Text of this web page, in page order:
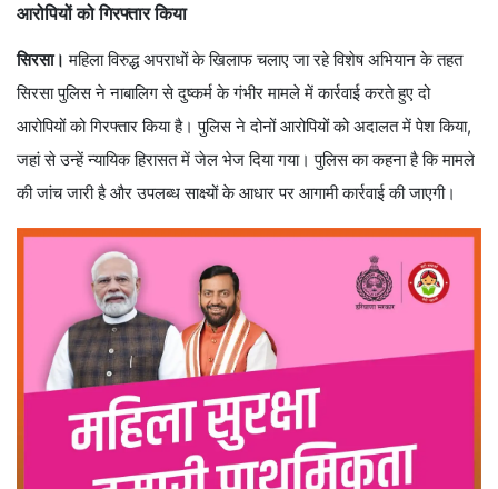
आरोपियों को गिरफ्तार किया
सिरसा। महिला विरुद्ध अपराधों के खिलाफ चलाए जा रहे विशेष अभियान के तहत
सिरसा पुलिस ने नाबालिग से दुष्कर्म के गंभीर मामले में कार्रवाई करते हुए दो
आरोपियों को गिरफ्तार किया है। पुलिस ने दोनों आरोपियों को अदालत में पेश किया,
जहां से उन्हें न्यायिक हिरासत में जेल भेज दिया गया। पुलिस का कहना है कि मामले
की जांच जारी है और उपलब्ध साक्ष्यों के आधार पर आगामी कार्रवाई की जाएगी।